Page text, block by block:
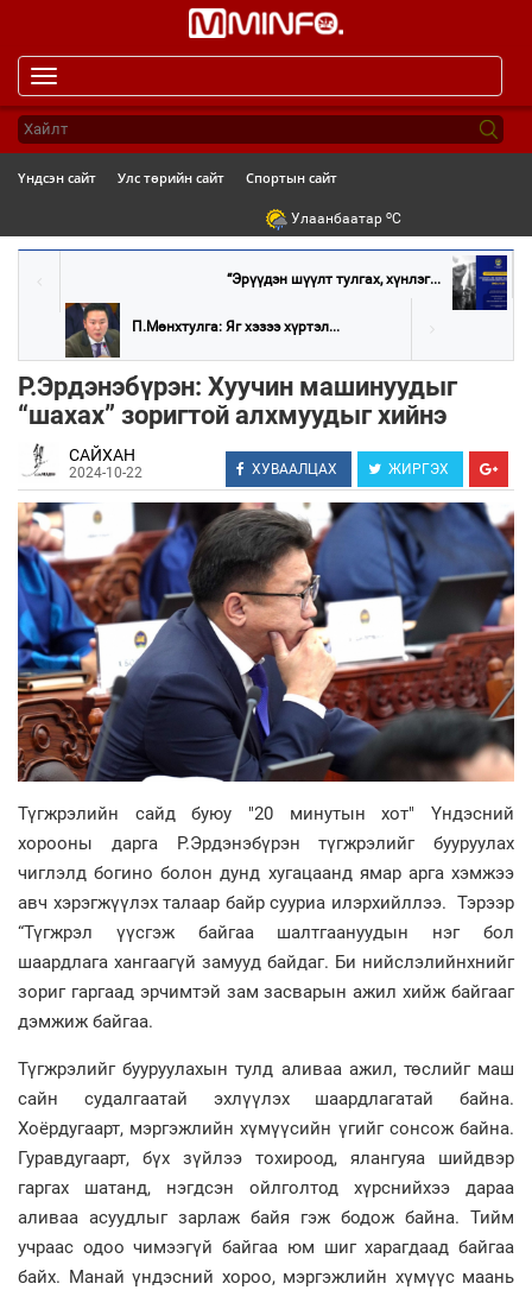
navigation
Үндсэн сайт Улс төрийн сайт Спортын сайт
Улаанбаатар oC
“Эрүүдэн шүүлт тулгах, хүнлэг...
П.Мөнхтулга: Яг хэзээ хүртэл...
Р.Эрдэнэбүрэн: Хуучин машинуудыг
“шахах” зоригтой алхмуудыг хийнэ
САЙХАН
2024-10-22 ХУВААЛЦАХ ЖИРГЭХ
Түгжрэлийн сайд буюу "20 минутын хот" Үндэсний
хорооны дарга Р.Эрдэнэбүрэн түгжрэлийг бууруулах
чиглэлд богино болон дунд хугацаанд ямар арга хэмжээ
авч хэрэгжүүлэх талаар байр сууриа илэрхийллээ. Тэрээр
“Түгжрэл үүсгэж байгаа шалтгаануудын нэг бол
шаардлага хангаагүй замууд байдаг. Би нийслэлийнхнийг
зориг гаргаад эрчимтэй зам засварын ажил хийж байгааг
дэмжиж байгаа.
Түгжрэлийг бууруулахын тулд аливаа ажил, төслийг маш
сайн судалгаатай эхлүүлэх шаардлагатай байна.
Хоёрдугаарт, мэргэжлийн хүмүүсийн үгийг сонсож байна.
Гуравдугаарт, бүх зүйлээ тохироод, ялангуяа шийдвэр
гаргах шатанд, нэгдсэн ойлголтод хүрснийхээ дараа
аливаа асуудлыг зарлаж байя гэж бодож байна. Тийм
учраас одоо чимээгүй байгаа юм шиг харагдаад байгаа
байх. Манай үндэсний хороо, мэргэжлийн хүмүүс маань